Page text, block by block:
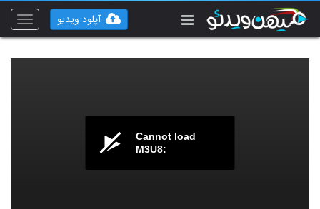
Toggle
آپلود ویدیو
Cannot load
M3U8: